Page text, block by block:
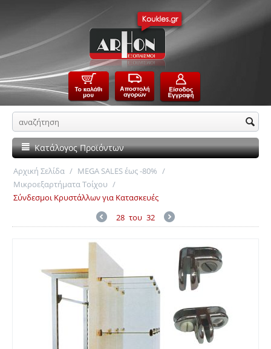
Κατάλογος Προϊόντων
Αρχική Σελίδα / MEGA SALES έως -80% /
Μικροεξαρτήματα Τοίχου /
Σύνδεσμοι Κρυστάλλων για Κατασκευές
28 του 32